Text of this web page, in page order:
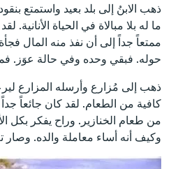
ذهب الابنُ إلى بلد بعيد واستمتع
ما له بلا مبالاة في الحياة
ممتعاً جداً إلى أن نفذ منه المال
حوله. فبقي وحده وفي حالة عوَز.
ذهب إلى مُزارع وأرسله المزارع
كافية من الطعام. لقد كان جائعاً
من طعام الخنازير. وراح يفكر بكل
وكيف أنه أساء معاملة والده. وصار